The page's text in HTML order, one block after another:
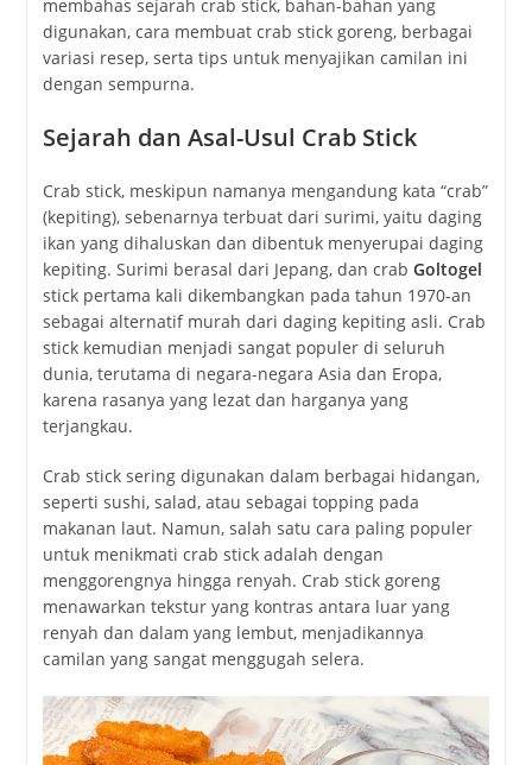
membahas sejarah crab stick, bahan-bahan yang
digunakan, cara membuat crab stick goreng, berbagai
variasi resep, serta tips untuk menyajikan camilan ini
dengan sempurna.
Sejarah dan Asal-Usul Crab Stick
Crab stick, meskipun namanya mengandung kata “crab”
(kepiting), sebenarnya terbuat dari surimi, yaitu daging
ikan yang dihaluskan dan dibentuk menyerupai daging
kepiting. Surimi berasal dari Jepang, dan crab Goltogel
stick pertama kali dikembangkan pada tahun 1970-an
sebagai alternatif murah dari daging kepiting asli. Crab
stick kemudian menjadi sangat populer di seluruh
dunia, terutama di negara-negara Asia dan Eropa,
karena rasanya yang lezat dan harganya yang
terjangkau.
Crab stick sering digunakan dalam berbagai hidangan,
seperti sushi, salad, atau sebagai topping pada
makanan laut. Namun, salah satu cara paling populer
untuk menikmati crab stick adalah dengan
menggorengnya hingga renyah. Crab stick goreng
menawarkan tekstur yang kontras antara luar yang
renyah dan dalam yang lembut, menjadikannya
camilan yang sangat menggugah selera.